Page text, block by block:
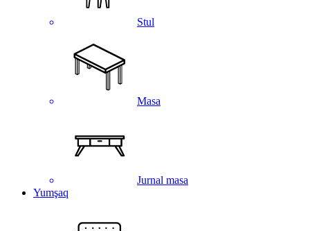
Stul
Masa
Jurnal masa
Yumşaq